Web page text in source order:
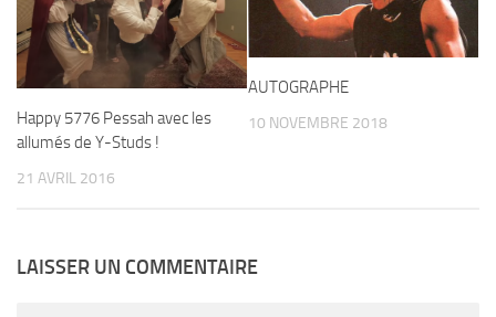
Happy 5776 Pessah avec les
allumés de Y-Studs !
21 AVRIL 2016
AUTOGRAPHE
10 NOVEMBRE 2018
LAISSER UN COMMENTAIRE